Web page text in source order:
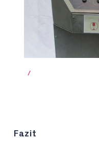
/
Fazit